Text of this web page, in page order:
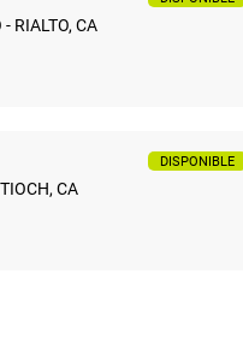
RIALTO, CA
DISPONIBLE
CA